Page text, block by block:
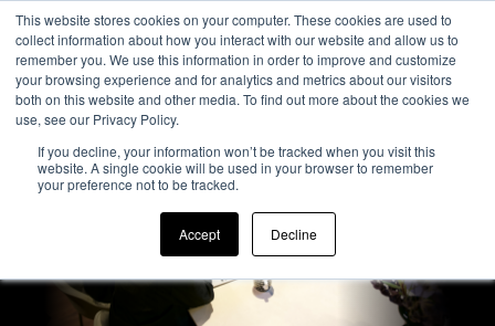
This website stores cookies on your computer. These cookies are used to
collect information about how you interact with our website and allow us to
remember you. We use this information in order to improve and customize
your browsing experience and for analytics and metrics about our visitors
both on this website and other media. To find out more about the cookies we
use, see our Privacy Policy.
If you decline, your information won’t be tracked when you visit this
website. A single cookie will be used in your browser to remember
your preference not to be tracked.
Accept Decline